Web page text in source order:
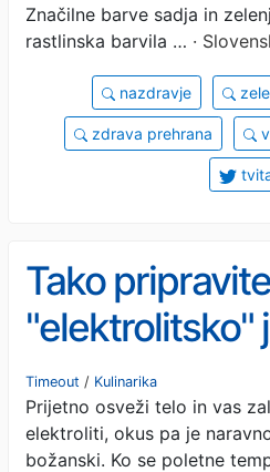
Značilne barve sadja in
rastlinska barvila … ·
nazdravje
zdrava prehrana
Tako
"elektrolitsko"
osvežilna
kuhanja,
Timeout / Kulinarika
Prijetno osveži telo in vas
elektroliti, okus pa je
božanski. Ko se poletne